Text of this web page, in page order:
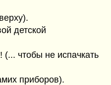
детской
чтобы не испачкать
приборов).